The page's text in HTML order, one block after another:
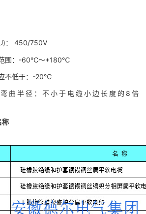
： 450/750V
度范围：-60℃～+180℃
不低于：-20℃
半径：不小于电缆小边长度的8倍
称